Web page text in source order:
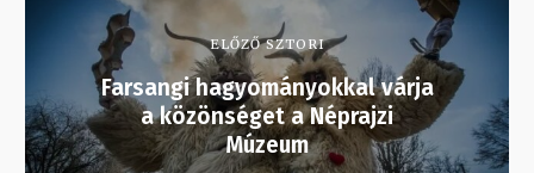
ELŐZŐ SZTORI
Farsangi hagyományokkal várja
a közönséget a Néprajzi
Múzeum